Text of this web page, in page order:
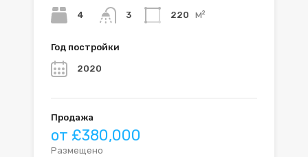
4 3 220 м²
Год постройки
2020
Продажа
от £380,000
Размещено